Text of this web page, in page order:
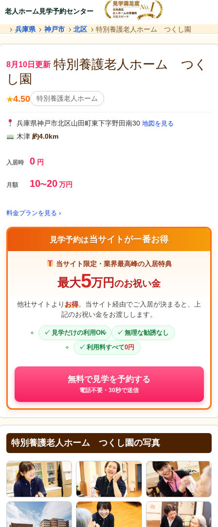
老人ホーム見学予約センター
兵庫県 神戸市 北区 特別養護老人ホーム つくし園
8月10日更新 特別養護老人ホーム つく
し園
★4.50 特別養護老人ホーム
兵庫県神戸市北区山田町東下字野田南30 地図を見る
木津 約4.0km
入居時 0円
月額 10〜20万円
料金プランを見る ›
見学予約は当サイトが一番お得
当サイト限定・業界最高峰の入居特典
最大5万円のお祝い金
他社サイトよりお得。当サイト経由でご入居が決まると、上
記のお祝い金をお渡しします。
見学だけの利用OK
無理な勧誘なし
利用料すべて0円
無料で見学を予約する
電話不要・30秒で送信
特別養護老人ホーム つくし園の写真